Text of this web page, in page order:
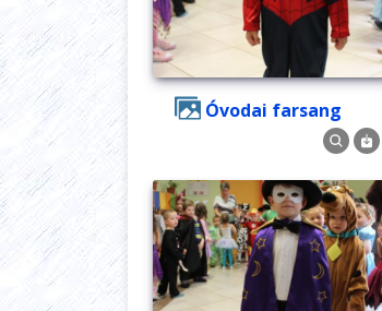
Óvodai farsang